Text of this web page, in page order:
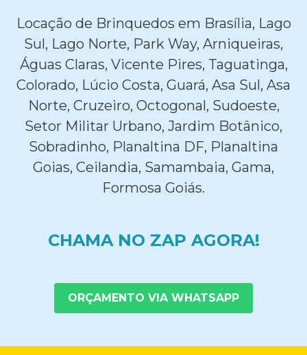
Locação de Brinquedos em Brasília, Lago
Sul, Lago Norte, Park Way, Arniqueiras,
Águas Claras, Vicente Pires, Taguatinga,
Colorado, Lúcio Costa, Guará, Asa Sul, Asa
Norte, Cruzeiro, Octogonal, Sudoeste,
Setor Militar Urbano, Jardim Botânico,
Sobradinho, Planaltina DF, Planaltina
Goias, Ceilandia, Samambaia, Gama,
Formosa Goiás.
CHAMA NO ZAP AGORA!
ORÇAMENTO VIA WHATSAPP